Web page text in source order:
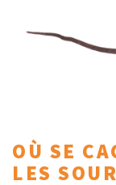
OÙ SE
LES